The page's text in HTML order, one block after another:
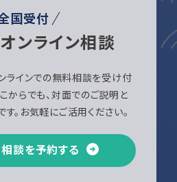
国受付
ンライン相談
インでの無料相談を受け付
からでも、対面でのご説明と
。お気軽にご活用ください。
談を予約する